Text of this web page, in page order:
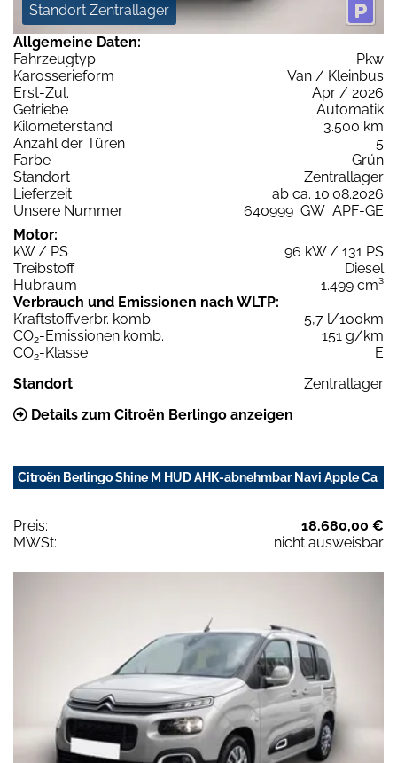
Standort Zentrallager
Allgemeine Daten:
Fahrzeugtyp
Pkw
Karosserieform
Van / Kleinbus
Erst-Zul.
Apr / 2026
Getriebe
Automatik
Kilometerstand
3.500 km
Anzahl der Türen
5
Farbe
Grün
Standort
Zentrallager
Lieferzeit
ab ca. 10.08.2026
Unsere Nummer
640999_GW_APF-GE
Motor:
kW / PS
96 kW / 131 PS
Treibstoff
Diesel
Hubraum
1.499 cm³
Verbrauch und Emissionen nach WLTP:
Kraftstoffverbr. komb.
5,7 l/100km
CO2-Emissionen komb.
151 g/km
CO2-Klasse
E
Standort
Zentrallager
Details zum Citroën Berlingo anzeigen
Citroën Berlingo Shine M HUD AHK-abnehmbar Navi Apple Ca
Preis:
18.680,00 €
MWSt:
nicht ausweisbar